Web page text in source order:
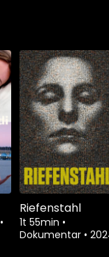
•
Riefenstahl
1t 55min •
Dokumentar •